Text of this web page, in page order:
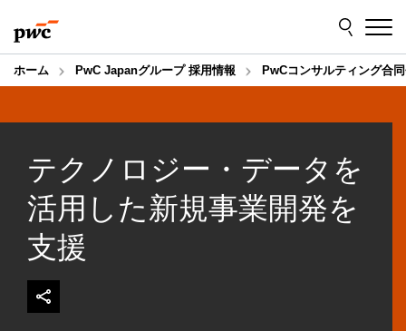
to
content
to
footer
ホーム PwC Japanグループ 採用情報 PwCコンサルティング合
テクノロジー・データを
活用した新規事業開発を
支援